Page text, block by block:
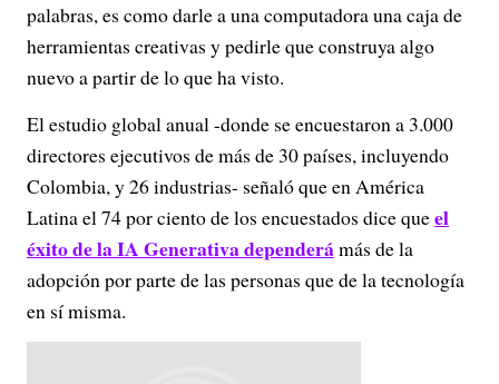
palabras, es como darle a una computadora una caja de
herramientas creativas y pedirle que construya algo
nuevo a partir de lo que ha visto.
El estudio global anual -donde se encuestaron a 3.000
directores ejecutivos de más de 30 países, incluyendo
Colombia, y 26 industrias- señaló que en América
Latina el 74 por ciento de los encuestados dice queel
éxito de la IA Generativa dependerámás de la
adopción por parte de las personas que de la tecnología
en sí misma.